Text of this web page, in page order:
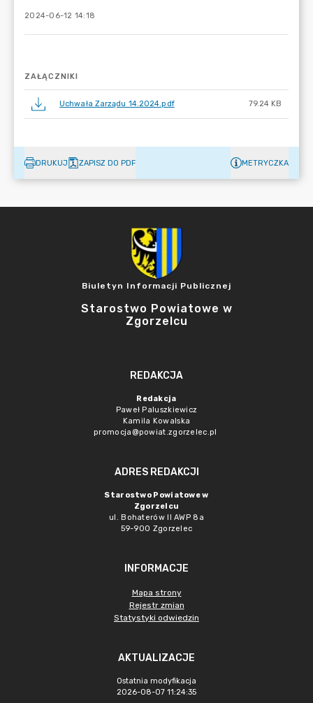
2024-06-12 14:18
ZAŁĄCZNIKI
Uchwała Zarządu 14.2024.pdf 79.24 KB
DRUKUJ ZAPISZ DO PDF METRYCZKA
Biuletyn Informacji Publicznej
Starostwo Powiatowe w
Zgorzelcu
REDAKCJA
Redakcja
Paweł Paluszkiewicz
Kamila Kowalska
promocja@powiat.zgorzelec.pl
ADRES REDAKCJI
Starostwo Powiatowe w
Zgorzelcu
ul. Bohaterów II AWP 8a
59-900 Zgorzelec
INFORMACJE
Mapa strony
Rejestr zmian
Statystyki odwiedzin
AKTUALIZACJE
Ostatnia modyfikacja
2026-08-07 11:24:35